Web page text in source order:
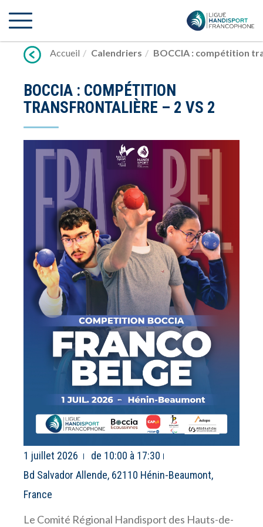
vers
Accueil
Calendriers BOCCIA : compétition
BOCCIA : COMPÉTITION
TRANSFRONTALIÈRE – 2 VS 2
1 juillet 2026
de 10:00 à 17:30
Bd Salvador Allende, 62110 Hénin-Beaumont,
France
Le Comité Régional Handisport des Hauts-de-